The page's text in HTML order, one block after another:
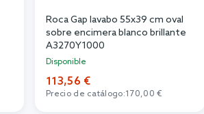
Roca Gap lavabo 55x39 cm oval
sobre encimera blanco brillante
A3270Y1000
Disponible
113,56 €
Precio de catálogo:170,00 €